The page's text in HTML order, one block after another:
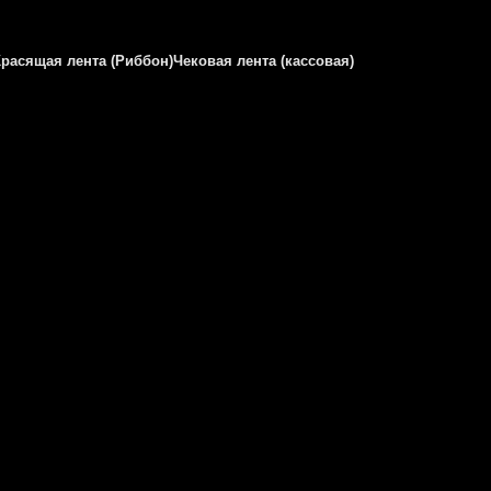
лента (Риббон)Чековая лента (кассовая)